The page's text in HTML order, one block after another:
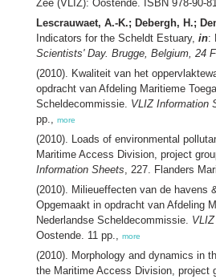
Zee (VLIZ): Oostende. ISBN 978-90-
Lescrauwaet, A.-K.; Debergh, H.;
Indicators for the Scheldt Estuary, in:
Scientists' Day. Brugge, Belgium, 24
(2010). Kwaliteit van het
opdracht van Afdeling Maritieme
Scheldecommissie. VLIZ Information
pp., more
(2010). Loads of environmental
Maritime Access Division, project
Information Sheets, 227. Flanders
(2010). Milieueffecten van de havens
Opgemaakt in opdracht van Afdeling
Nederlandse Scheldecommissie.
Oostende. 11 pp., more
(2010). Morphology and dynamics in
the Maritime Access Division, project